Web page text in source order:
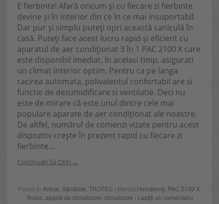
E fierbinte! Afară oricum și cu fiecare zi fierbinte
devine și în interior din ce în ce mai insuportabil.
Dar pur și simplu puteți opri această caniculă în
casă. Puteți face acest lucru rapid și eficient cu
aparatul de aer condiționat 3 în 1 PAC 2100 X care
este disponibil imediat. In acelasi timp, asigurati
un climat interior optim. Pentru ca pe langa
racirea automata, polivalentul confortabil are si
functie de dezumidificare si ventilatie. Deci nu
este de mirare că este unul dintre cele mai
populare aparate de aer condiționat ale noastre.
De altfel, numărul de comenzi vizate pentru acest
dispozitiv crește în prezent rapid cu fiecare zi
fierbinte…
Continuați Să Citiți
Postat în Actual Sănătate TROTEC | Marcat Heinsberg PAC 2100 X
Trotec, aparat de climatizare climatizare | Lasăți un comentariu